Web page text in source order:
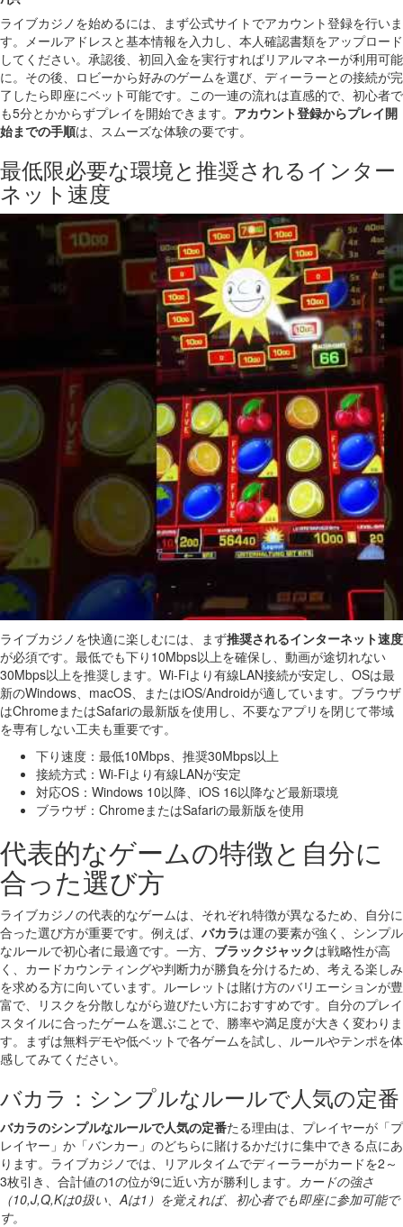
ライブカジノを始めるには、まず公式サイトでアカウント登録を行いま
す。メールアドレスと基本情報を入力し、本人確認書類をアップロード
してください。承認後、初回入金を実行すればリアルマネーが利用可能
に。その後、ロビーから好みのゲームを選び、ディーラーとの接続が完
了したら即座にベット可能です。この一連の流れは直感的で、初心者で
も5分とかからずプレイを開始できます。 アカウント登録からプレイ開
始までの手順は、スムーズな体験の要です。
最低限必要な環境と推奨されるインター
ネット速度
ライブカジノを快適に楽しむには、まず推奨されるインターネット速度
が必須です。最低でも下り10Mbps以上を確保し、動画が途切れない
30Mbps以上を推奨します。Wi-Fiより有線LAN接続が安定し、OSは最
新のWindows、macOS、またはiOS/Androidが適しています。ブラウザ
はChromeまたはSafariの最新版を使用し、不要なアプリを閉じて帯域
を専有しない工夫も重要です。
下り速度：最低10Mbps、推奨30Mbps以上
接続方式：Wi-Fiより有線LANが安定
対応OS：Windows 10以降、iOS 16以降など最新環境
ブラウザ：ChromeまたはSafariの最新版を使用
代表的なゲームの特徴と自分に
合った選び方
ライブカジノの代表的なゲームは、それぞれ特徴が異なるため、自分に
合った選び方が重要です。例えば、 バカラは運の要素が強く、シンプル
なルールで初心者に最適です。一方、 ブラックジャックは戦略性が高
く、カードカウンティングや判断力が勝負を分けるため、考える楽しみ
を求める方に向いています。ルーレットは賭け方のバリエーションが豊
富で、リスクを分散しながら遊びたい方におすすめです。自分のプレイ
スタイルに合ったゲームを選ぶことで、勝率や満足度が大きく変わりま
す。まずは無料デモや低ベットで各ゲームを試し、ルールやテンポを体
感してみてください。
バカラ：シンプルなルールで人気の定番
バカラのシンプルなルールで人気の定番たる理由は、プレイヤーが「プ
レイヤー」か「バンカー」のどちらに賭けるかだけに集中できる点にあ
ります。ライブカジノでは、リアルタイムでディーラーがカードを2～
3枚引き、合計値の1の位が9に近い方が勝利します。
カードの強さ
（10,J,Q,Kは0扱い、Aは1）を覚えれば、初心者でも即座に参加可能で
す。